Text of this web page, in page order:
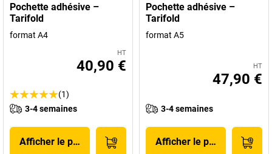
Pochette adhésive –
Tarifold
format A4
HT
40,90 €
(1)
3-4 semaines
Afficher le produit
Pochette adhésive –
Tarifold
format A5
HT
47,90 €
3-4 semaines
Afficher le produit